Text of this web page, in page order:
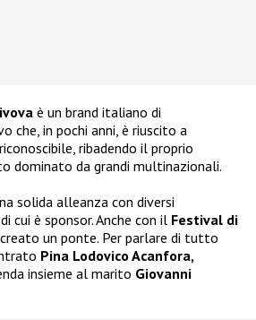
è un brand italiano di
che, in pochi anni, è riuscito a
ribadendo il proprio
dominato da grandi multinazionali.
solida alleanza con diversi
cui è sponsor. Anche con il Festival di
un ponte. Per parlare di tutto
Pina Lodovico Acanfora,
insieme al marito Giovanni